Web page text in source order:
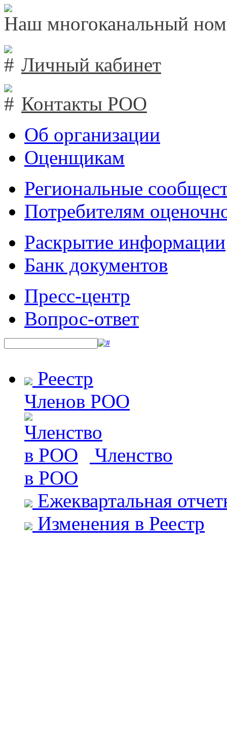
Наш многоканальный
Личный кабинет
Контакты РОО
Об организации
Оценщикам
Региональные
Потребителям
Раскрытие информации
Банк документов
Пресс-центр
Вопрос-ответ
Реестр
Членов РОО
Членство
в РОО
Ежеквартальная
Изменения в Реестр